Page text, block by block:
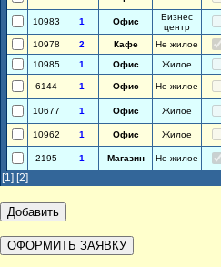
10983 1 Офис
Бизнес
центр
10978 2 Кафе Не жилое
10985
1 Офис Жилое
6144 1 Офис Не жилое
10677 1 Офис Жилое
10962 1 Офис Жилое
2195 1 Магазин Не жилое
[1] [2]